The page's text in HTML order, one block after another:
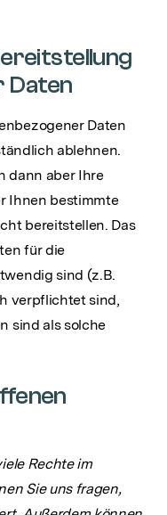
Daten
Daten
ablehnen.
dann aber Ihre
Ihnen bestimmte
bereitstellen. Das
für die
sind (z.B.
verpflichtet sind,
sind als solche
Rechte im
Sie uns fragen,